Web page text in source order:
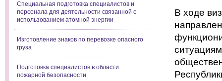
Специальная подготовка специалистов и
персонала для деятельности связанной с
использованием атомной энергии
Изготовление знаков по перевозке опасного
груза
Подготовка специалистов в области
пожарной безопасности
В ходе